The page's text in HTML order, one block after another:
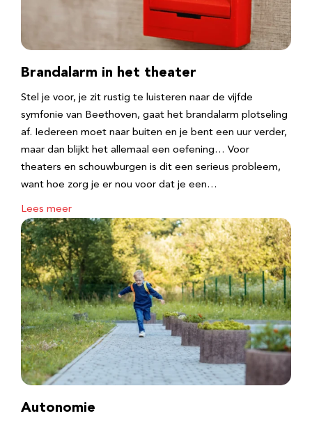
Brandalarm in het theater
Stel je voor, je zit rustig te luisteren naar de vijfde
symfonie van Beethoven, gaat het brandalarm plotseling
af. Iedereen moet naar buiten en je bent een uur verder,
maar dan blijkt het allemaal een oefening… Voor
theaters en schouwburgen is dit een serieus probleem,
want hoe zorg je er nou voor dat je een…
Lees meer
Autonomie